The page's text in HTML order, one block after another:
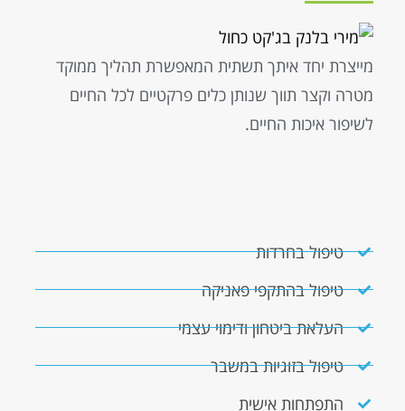
מייצרת יחד איתך תשתית המאפשרת תהליך ממוקד
מטרה וקצר תווך שנותן כלים פרקטיים לכל החיים
לשיפור איכות החיים.
טיפול בחרדות
טיפול בהתקפי פאניקה
העלאת ביטחון ודימוי עצמי
טיפול בזוגיות במשבר
התפתחות אישית